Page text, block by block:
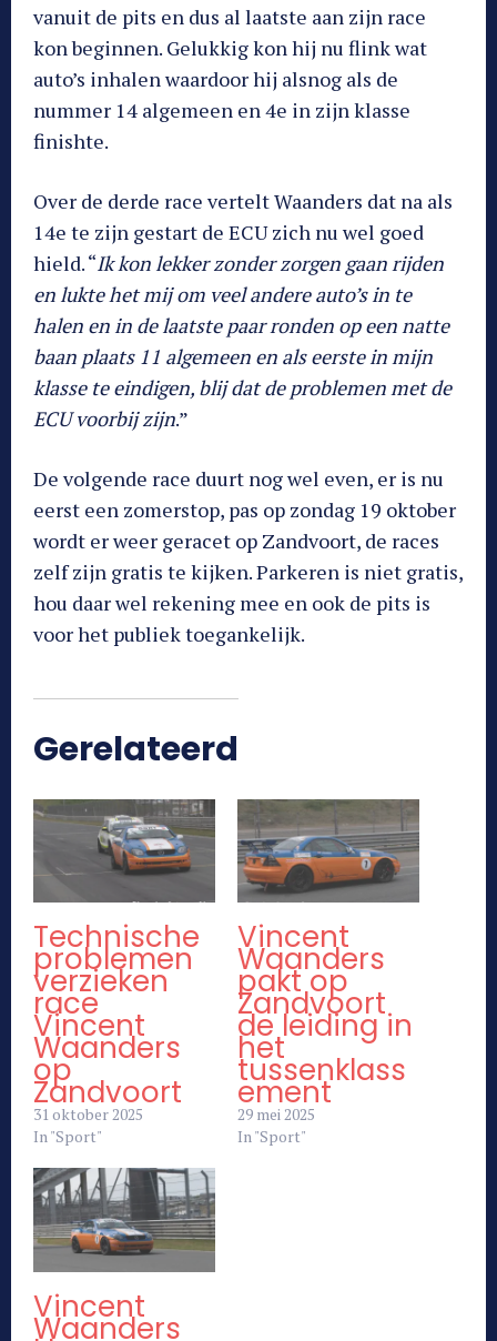
vanuit de pits en dus al laatste aan zijn race
kon beginnen. Gelukkig kon hij nu flink wat
auto’s inhalen waardoor hij alsnog als de
nummer 14 algemeen en 4e in zijn klasse
finishte.
Over de derde race vertelt Waanders dat na als
14e te zijn gestart de ECU zich nu wel goed
hield. “Ik kon lekker zonder zorgen gaan rijden
en lukte het mij om veel andere auto’s in te
halen en in de laatste paar ronden op een natte
baan plaats 11 algemeen en als eerste in mijn
klasse te eindigen, blij dat de problemen met de
ECU voorbij zijn.”
De volgende race duurt nog wel even, er is nu
eerst een zomerstop, pas op zondag 19 oktober
wordt er weer geracet op Zandvoort, de races
zelf zijn gratis te kijken. Parkeren is niet gratis,
hou daar wel rekening mee en ook de pits is
voor het publiek toegankelijk.
Gerelateerd
Technische
problemen
verzieken
race
Vincent
Waanders
op
Zandvoort
31 oktober 2025
In "Sport"
Vincent
Waanders
pakt op
Zandvoort
de leiding in
het
tussenklass
ement
29 mei 2025
In "Sport"
Vincent
Waanders